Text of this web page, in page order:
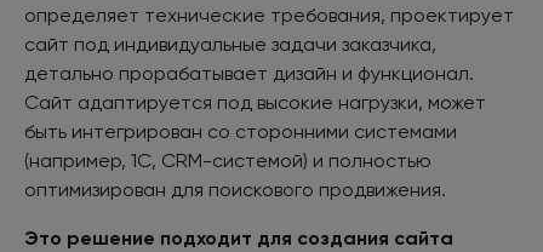
определяет технические требования, проектирует
сайт под индивидуальные задачи заказчика,
детально прорабатывает дизайн и функционал.
Сайт адаптируется под высокие нагрузки, может
быть интегрирован со сторонними системами
(например, 1С, CRM-системой) и полностью
оптимизирован для поискового продвижения.
Это решение подходит для создания сайта